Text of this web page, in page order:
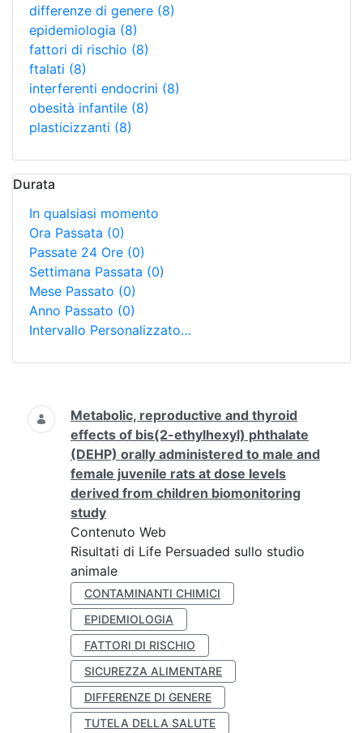
differenze di genere (8)
epidemiologia (8)
fattori di rischio (8)
ftalati (8)
interferenti endocrini (8)
obesità infantile (8)
plasticizzanti (8)
Durata
In qualsiasi momento
Ora Passata (0)
Passate 24 Ore (0)
Settimana Passata (0)
Mese Passato (0)
Anno Passato (0)
Intervallo Personalizzato…
Ricerca
Metabolic, reproductive and thyroid
effects of bis(2-ethylhexyl) phthalate
(DEHP) orally administered to male and
female juvenile rats at dose levels
derived from children biomonitoring
study
Contenuto Web
Risultati di Life Persuaded sullo studio
animale
CONTAMINANTI CHIMICI
EPIDEMIOLOGIA
FATTORI DI RISCHIO
SICUREZZA ALIMENTARE
DIFFERENZE DI GENERE
TUTELA DELLA SALUTE